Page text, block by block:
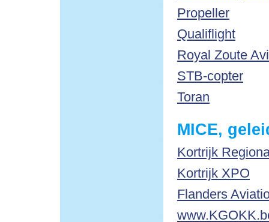
Propeller
Qualiflight
Royal Zoute
STB-copter
Toran
MICE,
Kortrijk
Kortrijk XPO
Flanders